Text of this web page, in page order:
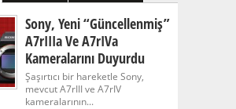
Sony, Yeni “güncellenmiş”
A7rIIIa Ve A7rIVa
Kameralarını Duyurdu
Şaşırtıcı bir hareketle Sony,
mevcut A7rIII ve A7rIV
kameralarının...